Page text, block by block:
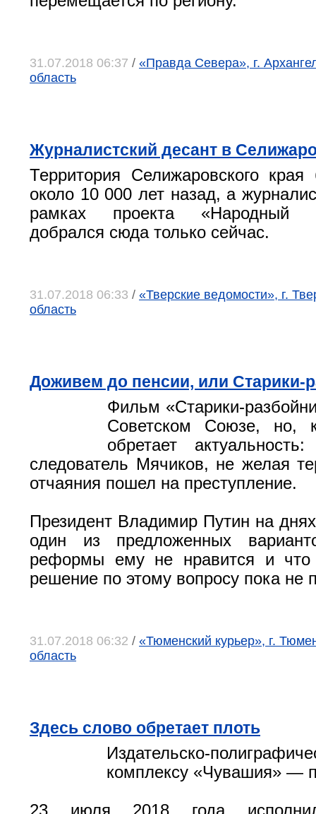
31.07.2018 06:37 / «Правда Севера», г.
область
Журналистский десант в
Территория Селижаровского
около 10 000 лет назад, а
рамках проекта «Народный
добрался сюда только сейчас.
31.07.2018 06:33 / «Тверские ведомости», г.
область
Доживем до пенсии, или Старики-
Фильм «Старики-
Советском Союзе, но,
обретает
следователь Мячиков, не желая
отчаяния пошел на преступление.
Президент Владимир Путин на
один из предложенных
реформы ему не нравится и что
решение по этому вопросу пока не
31.07.2018 06:32 / «Тюменский курьер», г.
область
Здесь слово обретает плоть
Издательско-
комплексу «Чувашия» —